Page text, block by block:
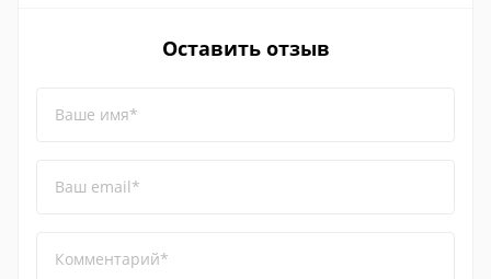
Оставить отзыв
Ваше имя*
Ваш email*
Комментарий*